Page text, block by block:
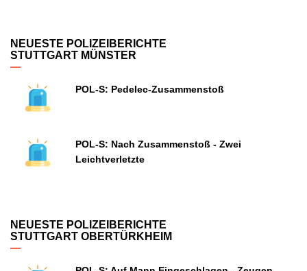
NEUESTE POLIZEIBERICHTE
STUTTGART MÜNSTER
POL-S: Pedelec-Zusammenstoß
POL-S: Nach Zusammenstoß - Zwei
Leichtverletzte
NEUESTE POLIZEIBERICHTE
STUTTGART OBERTÜRKHEIM